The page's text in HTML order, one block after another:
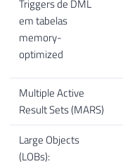
Triggers de DML
em tabelas
memory-
optimized
Multiple Active
Result Sets (MARS)
Large Objects
(LOBs):